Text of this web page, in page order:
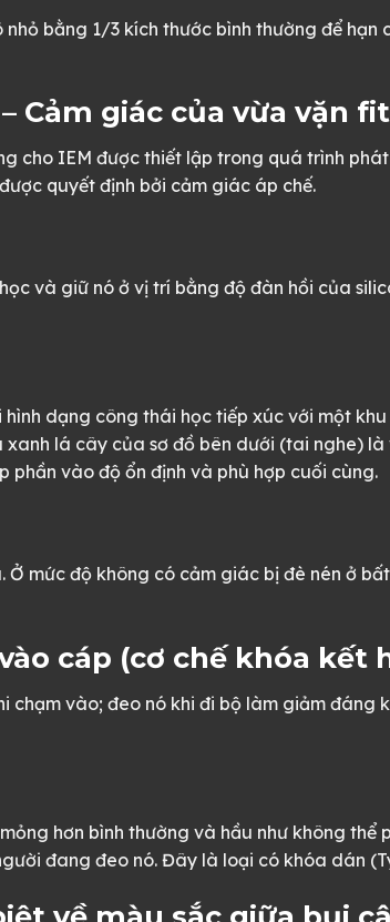
bằng 1/3 kích thước bình thường để
Cảm giác của vừa vặn
cho IEM được thiết lập trong quá trình
quyết định bởi cảm giác áp chế.
và giữ nó ở vị trí bằng độ đàn hồi của
dạng công thái học tiếp xúc với một
lá cây của sơ đồ bên dưới (tai nghe)
vào độ ổn định và phù hợp cuối cùng.
mức độ không có cảm giác bị đè nén ở
cáp (cơ chế khóa kết
chạm vào; đeo nó khi đi bộ làm giảm
hơn bình thường và hầu như không
đang đeo nó. Đây là loại có khóa dán